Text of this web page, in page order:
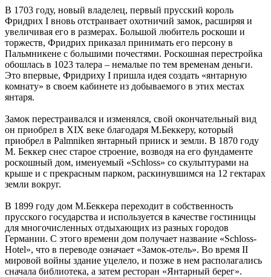
В 1703 году, новый владелец, первый прусский король
Фридрих I вновь отстраивает охотничий замок, расширяя и
увеличивая его в размерах. Большой любитель роскоши и
торжеств, Фридрих приказал принимать его персону в
Пальмникене с большими почестями. Роскошная перестройка
обошлась в 1023 талера – немалые по тем временам деньги.
Это впервые, Фридриху I пришла идея создать «янтарную
комнату» в своем кабинете из добываемого в этих местах
янтаря.
Замок перестраивался и изменялся, свой окончательный вид
он приобрел в XIX веке благодаря М.Беккеру, который
приобрел в Palmniken янтарный прииск и земли. В 1870 году
М. Беккер снес старое строение, возводя на его фундаменте
роскошный дом, именуемый «Schloss» со скульптурами на
крыше и с прекрасным парком, раскинувшимся на 12 гектарах
земли вокруг.
В 1899 году дом М.Беккера переходит в собственность
прусского государства и используется в качестве гостиницы
для многочисленных отдыхающих из разных городов
Германии. С этого времени дом получает название «Schloss-
Hotel», что в переводе означает «Замок-отель». Во время II
мировой войны здание уцелело, и позже в нем располагались
сначала библиотека, а затем ресторан «Янтарный берег».